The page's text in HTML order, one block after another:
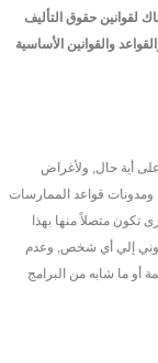
لقوانين حقوق التأليف
والقوانين الأساسية
على أية حال, ولأغراض
ومدونات قواعد الممارسات
تكون متصلاً منها بهذا
إلي أي شخص, وعدم
أو ما شابه من البرامج